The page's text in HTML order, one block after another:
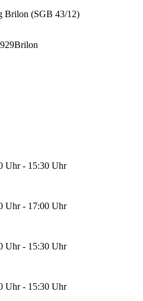
Brilon (SGB 43/12)
Brilon
Uhr - 15:30 Uhr
Uhr - 17:00 Uhr
Uhr - 15:30 Uhr
Uhr - 15:30 Uhr